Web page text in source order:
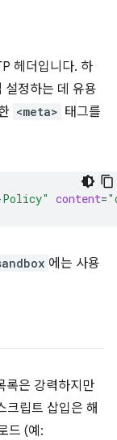
헤더입니다. 하
설정하는 데 유용
<meta> 태그를
Policy" content=
에는 사용
록은 강력하지만
크립트 삽입은 해
드 (예: